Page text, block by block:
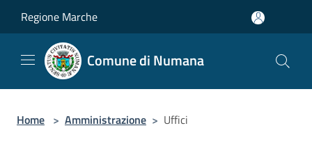
Regione Marche
Comune di Numana
Home > Amministrazione > Uffici